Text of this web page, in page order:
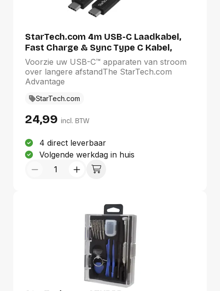
StarTech.com 4m USB-C Laadkabel,
Fast Charge & Sync Type C Kabel,
100W (5A) PD, USB 2.0, USB-IF
Gecertificeerd - Zwarte USB
Oplaadkabel
Voorzie uw USB-C™ apparaten van stroom
over langere afstandThe StarTech.com
Advantage
StarTech.com
24,99 incl. BTW
4 direct leverbaar
Volgende werkdag in huis